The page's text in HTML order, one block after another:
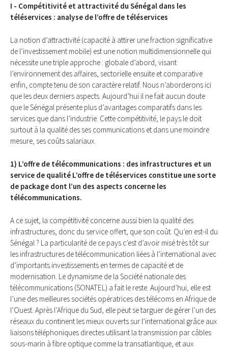
I - Compétitivité et attractivité du Sénégal dans les
téléservices : analyse de l’offre de téléservices
La notion d’attractivité (capacité à attirer une fraction significative
de l’investissement mobile) est une notion multidimensionnelle qui
nécessite une triple approche : globale d’abord, visant
l’environnement des affaires, sectorielle ensuite et comparative
enfin, compte tenu de son caractère relatif. Nous n’aborderons ici
que les deux derniers aspects. Aujourd’hui il ne fait aucun doute
que le Sénégal présente plus d’avantages comparatifs dans les
services que dans l’industrie. Cette compétitivité, le pays le doit
surtout à la qualité des ses communications et dans une moindre
mesure, ses coûts salariaux.
1) L’offre de télécommunications : des infrastructures et un
service de qualité L’offre de téléservices constitue une sorte
de package dont l’un des aspects concerne les
télécommunications.
A ce sujet, la compétitivité concerne aussi bien la qualité des
infrastructures, donc du service offert, que son coût. Qu’en est-il du
Sénégal ? La particularité de ce pays c’est d’avoir misé très tôt sur
les infrastructures de télécommunication liées à l’international avec
d’importants investissements en termes de capacité et de
modernisation. Le dynamisme de la Société nationale des
télécommunications (SONATEL) a fait le reste. Aujourd’hui, elle est
l’une des meilleures sociétés opératrices des télécoms en Afrique de
l’Ouest. Après l’Afrique du Sud, elle peut se targuer de gérer l’un des
réseaux du continent les mieux ouverts sur l’international grâce aux
liaisons téléphoniques directes utilisant la transmission par câbles
sous-marin à fibre optique comme la transatlantique, et aux